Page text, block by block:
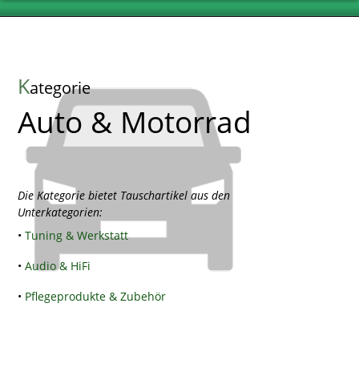
Kategorie
Auto & Motorrad
Die Kategorie bietet Tauschartikel aus den
Unterkategorien:
•Tuning & Werkstatt
•Audio & HiFi
• Pflegeprodukte & Zubehör